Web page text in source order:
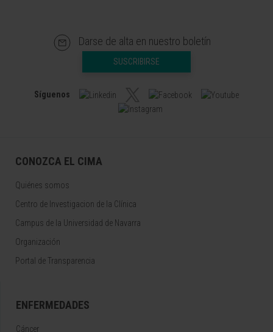
Darse de alta en nuestro boletín
SUSCRIBIRSE
Síguenos
CONOZCA EL CIMA
Quiénes somos
Centro de Investigacion de la Clínica
Campus de la Universidad de Navarra
Organización
Portal de Transparencia
ENFERMEDADES
Cáncer